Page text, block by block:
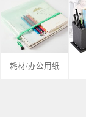
耗材/办公用纸